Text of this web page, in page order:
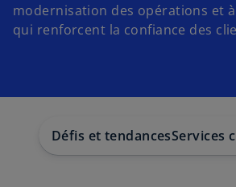
modernisation des opérations et
qui renforcent la confiance des
Défis et tendancesServices